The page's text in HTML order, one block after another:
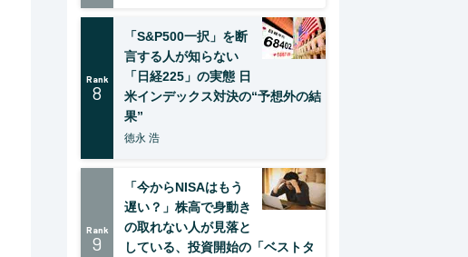
Rank
8
「S&P500一択」を断
言する人が知らない
「日経225」の実態 日
米インデックス対決の“予想外の結
果”
徳永 浩
Rank
9
「今からNISAはもう
遅い？」株高で身動き
の取れない人が見落と
している、投資開始の「ベストタ